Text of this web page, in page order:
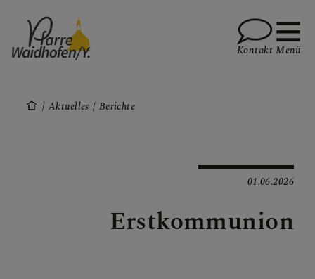
Gottesdienste
Kontakt Menü
Aktuelles Berichte
01.06.2026
Erstkommunion